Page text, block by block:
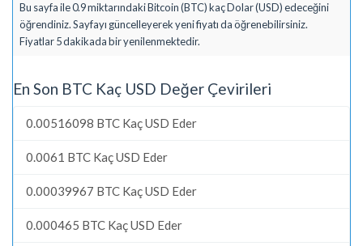
Bu sayfa ile 0.9 miktarındaki Bitcoin (BTC) kaç Dolar (USD) edeceğini
öğrendiniz. Sayfayı güncelleyerek yeni fiyatı da öğrenebilirsiniz.
Fiyatlar 5 dakikada bir yenilenmektedir.
En Son BTC Kaç USD Değer Çevirileri
0.00516098 BTC Kaç USD Eder
0.0061 BTC Kaç USD Eder
0.00039967 BTC Kaç USD Eder
0.000465 BTC Kaç USD Eder